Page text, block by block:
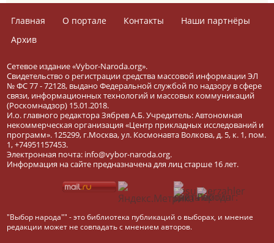
Главная О портале Контакты
Наши партнёры
Архив
Сетевое издание «Vybor-Naroda.org».
Свидетельство о регистрации средства массовой информации ЭЛ
№ ФС 77 - 72128, выдано Федеральной службой по надзору в сфере
связи, информационных технологий и массовых коммуникаций
(Роскомнадзор) 15.01.2018.
И.о. главного редактора Зябрев А.Б. Учредитель: Автономная
некоммерческая организация «Центр прикладных исследований и
программ». 125299, г.Москва, ул. Космонавта Волкова, д. 5, к. 1, пом.
1, +74951157453.
Электронная почта: info@vybor-naroda.org.
Информация на сайте предназначена для лиц старше 16 лет.
"Выбор народа"" - это библиотека публикаций о выборах, и мнение
редакции может не совпадать с мнением авторов.